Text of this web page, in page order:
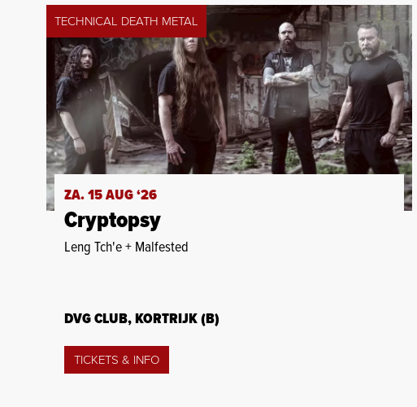
TECHNICAL DEATH METAL
ZA. 15 AUG ‘26
Cryptopsy
Leng Tch'e + Malfested
DVG CLUB, KORTRIJK (B)
TICKETS & INFO